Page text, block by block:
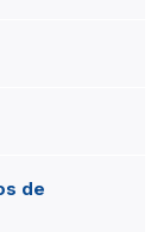
de